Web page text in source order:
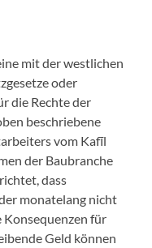
mit der westlichen
oder
die Rechte der
beschriebene
vom Kafīl
der Baubranche
dass
monatelang nicht
für
Geld können